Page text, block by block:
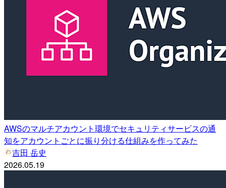
AWSのマルチアカウント環境でセキュリティサービスの通
知をアカウントごとに振り分ける仕組みを作ってみた
吉田 岳史
2026.05.19